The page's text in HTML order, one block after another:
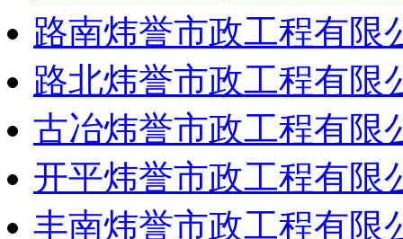
路南炜誉市政工程有限
路北炜誉市政工程有限
古冶炜誉市政工程有限
开平炜誉市政工程有限
丰南炜誉市政工程有限